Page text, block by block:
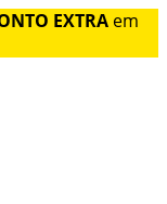
EXTRA em